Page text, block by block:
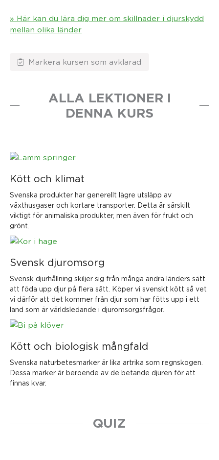
» Här kan du lära dig mer om skillnader i djurskydd
mellan olika länder
ALLA LEKTIONER I
DENNA KURS
Kött och klimat
Svenska produkter har generellt lägre utsläpp av
växthusgaser och kortare transporter. Detta är särskilt
viktigt för animaliska produkter, men även för frukt och
grönt.
Svensk djuromsorg
Svensk djurhållning skiljer sig från många andra länders sätt
att föda upp djur på flera sätt. Köper vi svenskt kött så vet
vi därför att det kommer från djur som har fötts upp i ett
land som är världsledande i djuromsorgsfrågor.
Kött och biologisk mångfald
Svenska naturbetesmarker är lika artrika som regnskogen.
Dessa marker är beroende av de betande djuren för att
finnas kvar.
QUIZ